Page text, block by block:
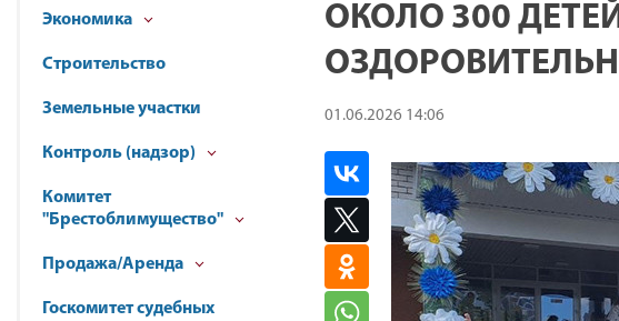
Экономика
Строительство
Земельные участки
Контроль (надзор)
Комитет
"Брестоблимущество"
Продажа/Аренда
Госкомитет судебных
ОКОЛО 300
01.06.2026 14:06